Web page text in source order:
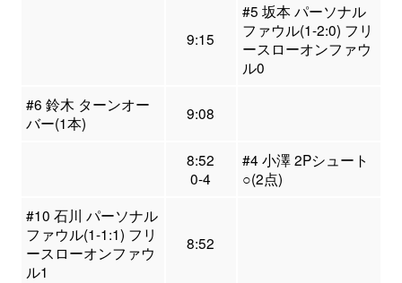
9:15
#5 坂本 パーソナル
ファウル(1-2:0) フリ
ースローオンファウ
ル0
#6 鈴木 ターンオー
バー(1本)
9:08
8:52
0-4
#4 小澤 2Pシュート
○(2点)
#10 石川 パーソナル
ファウル(1-1:1) フリ
ースローオンファウ
ル1
8:52